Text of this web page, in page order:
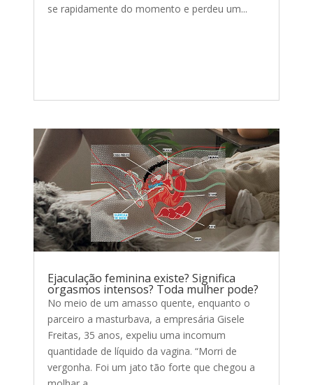
se rapidamente do momento e perdeu um...
Ejaculação feminina existe? Significa
orgasmos intensos? Toda mulher pode?
No meio de um amasso quente, enquanto o
parceiro a masturbava, a empresária Gisele
Freitas, 35 anos, expeliu uma incomum
quantidade de líquido da vagina. “Morri de
vergonha. Foi um jato tão forte que chegou a